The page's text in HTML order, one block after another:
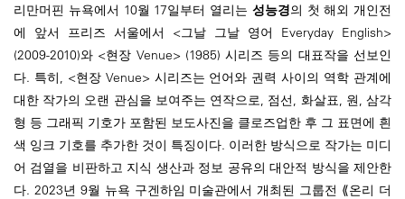
리만머핀 뉴욕에서 10월 17일부터 열리는 성능경의 첫 해외 개인전
에 앞서 프리즈 서울에서 <그날 그날 영어 Everyday English>
(2009-2010)와 <현장 Venue> (1985) 시리즈 등의 대표작을 선보인
다. 특히, <현장 Venue> 시리즈는 언어와 권력 사이의 역학 관계에
대한 작가의 오랜 관심을 보여주는 연작으로, 점선, 화살표, 원, 삼각
형 등 그래픽 기호가 포함된 보도사진을 클로즈업한 후 그 표면에 흰
색 잉크 기호를 추가한 것이 특징이다. 이러한 방식으로 작가는 미디
어 검열을 비판하고 지식 생산과 정보 공유의 대안적 방식을 제안한
다. 2023년 9월 뉴욕 구겐하임 미술관에서 개최된 그룹전 ⟪온리 더